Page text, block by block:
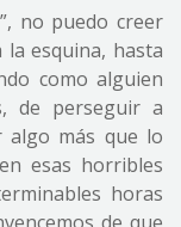
no puedo creer
esquina, hasta
como alguien
de perseguir a
algo más que lo
esas horribles
horas